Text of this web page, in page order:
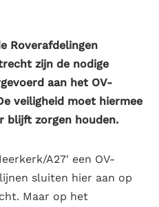
Roverafdelingen
zijn de nodige
aan het OV-
veiligheid moet hiermee
blijft zorgen houden.
A27' een OV-
sluiten hier aan op
Maar op het